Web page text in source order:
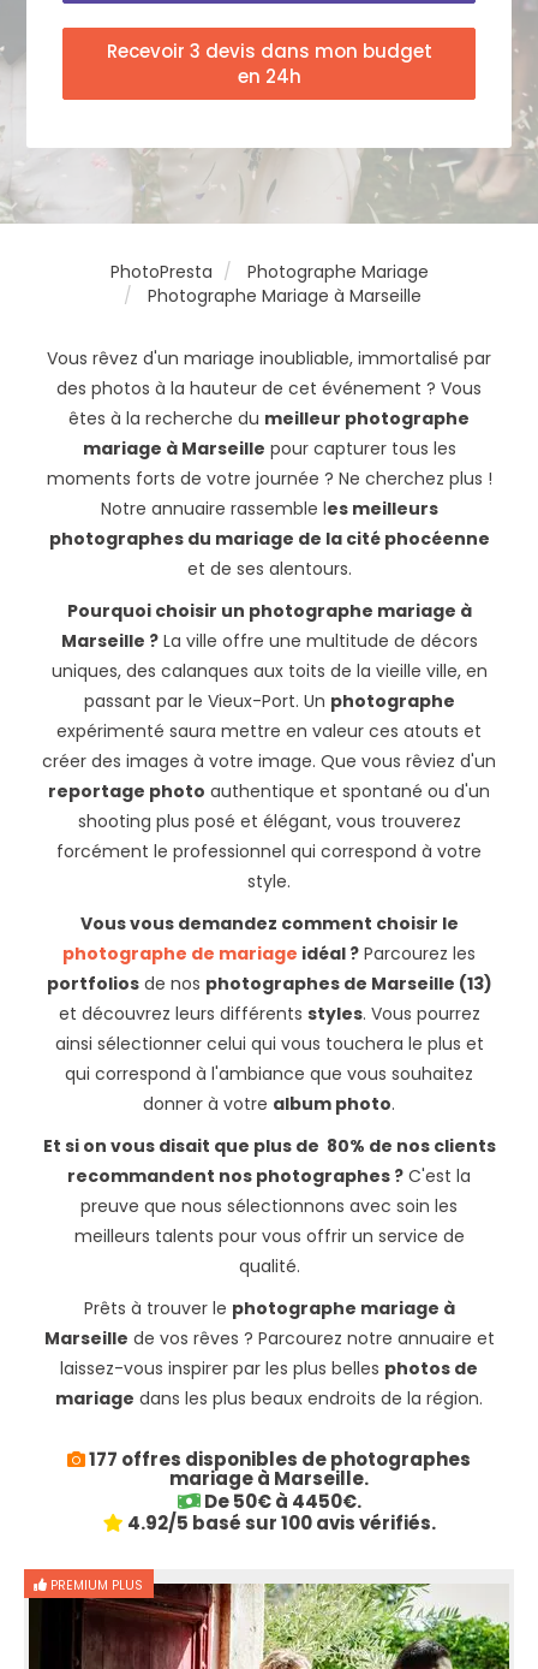
Recevoir 3 devis dans mon budget
en 24h
PhotoPresta
Photographe Mariage
Photographe Mariage à Marseille
Vous rêvez d'un mariage inoubliable, immortalisé par
des photos à la hauteur de cet événement ? Vous
êtes à la recherche du meilleur photographe
mariage à Marseille pour capturer tous les
moments forts de votre journée ? Ne cherchez plus !
Notre annuaire rassemble les meilleurs
photographes du mariage de la cité phocéenne
et de ses alentours.
Pourquoi choisir un photographe mariage à
Marseille ?La ville offre une multitude de décors
uniques, des calanques aux toits de la vieille ville, en
passant par le Vieux-Port. Un photographe
expérimenté saura mettre en valeur ces atouts et
créer des images à votre image. Que vous rêviez d'un
reportage photo authentique et spontané ou d'un
shooting plus posé et élégant, vous trouverez
forcément le professionnel qui correspond à votre
style.
Vous vous demandez comment choisir le
photographe de mariage idéal ? Parcourez les
portfoliosde nos photographes de Marseille (13)
et découvrez leurs différents styles. Vous pourrez
ainsi sélectionner celui qui vous touchera le plus et
qui correspond à l'ambiance que vous souhaitez
donner à votre album photo.
Et si on vous disait que plus de 80% de nos clients
recommandent nos photographes ? C'est la
preuve que nous sélectionnons avec soin les
meilleurs talents pour vous offrir un service de
qualité.
Prêts à trouver le photographe mariage à
Marseille de vos rêves ? Parcourez notre annuaire et
laissez-vous inspirer par les plus belles photos de
mariage dans les plus beaux endroits de la région.
177 offres disponibles de photographes
mariage à Marseille.
De 50€ à 4450€.
4.92/5 basé sur 100 avis vérifiés.
PREMIUM PLUS